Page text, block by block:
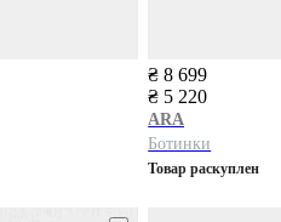
₴ 8 699
₴ 5 220
ARA
Ботинки
Товар раскуплен